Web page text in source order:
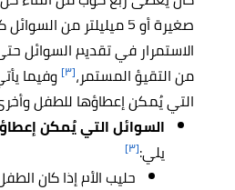
صغيرة أو 5 ميليلتر من
الاستمرار في تقديم السوائل
من التقيؤ المستمر،[٣]
وفيما
التي يُمكن إعطاؤها للطفل
السوائل التي يُمكن
يلي:[٣]
حليب الأم إذا كان